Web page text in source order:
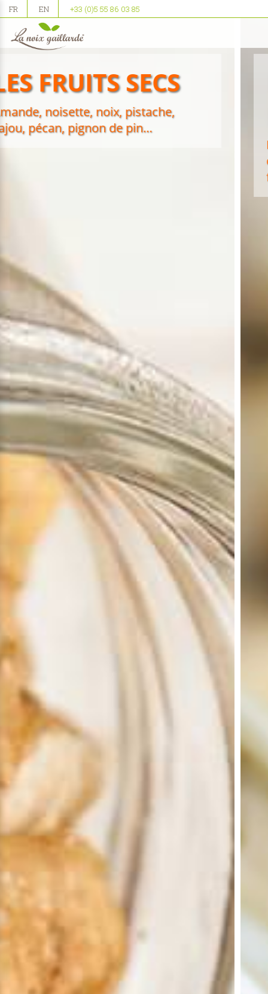
LES PURÉES 100%
FRUITS SECS
FR EN +33 (0)5 55 86 03 85